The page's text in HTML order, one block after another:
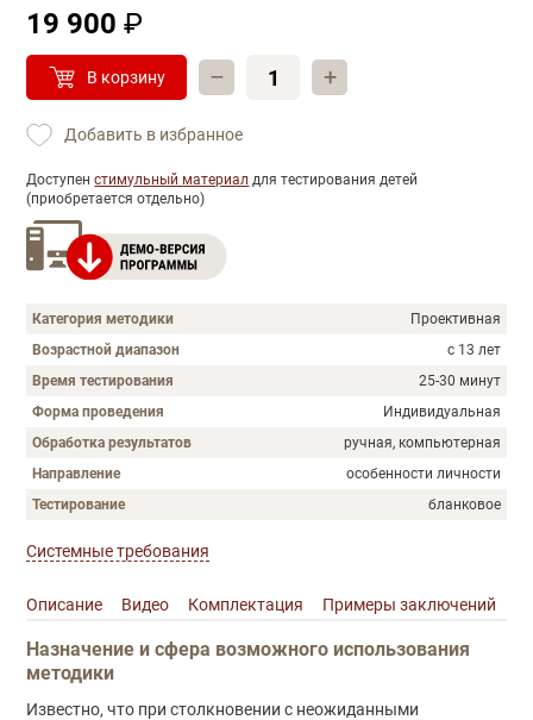
19 900 ₽
В корзину – +
Добавить в избранное
Доступенстимульный материал для тестирования детей
(приобретается отдельно)
Категория методики
Проективная
Возрастной диапазон
с 13 лет
Время тестирования
25-30 минут
Форма проведения
Индивидуальная
Обработка результатов
ручная, компьютерная
Направление
особенности личности
Тестирование
бланковое
Системные требования
Описание Видео Комплектация Примеры заключений
Описание
Назначение и сфера возможного использования
методики
Известно, что при столкновении с неожиданными